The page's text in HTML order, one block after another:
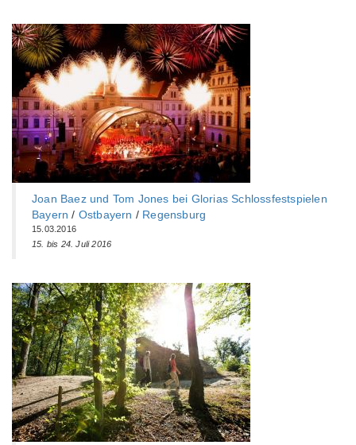
Joan Baez und Tom Jones bei Glorias Schlossfestspielen
Bayern / Ostbayern / Regensburg
15.03.2016
15. bis 24. Juli 2016